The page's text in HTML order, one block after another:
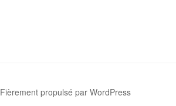
Fièrement propulsé par WordPress